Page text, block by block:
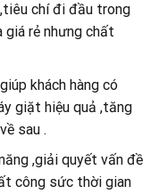
chí đi đầu trong
rẻ nhưng chất
khách hàng có
giặt hiệu quả ,tăng
sau .
,giải quyết vấn đề
công sức thời gian